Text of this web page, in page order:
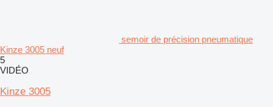
semoir de précision pneumatique
Kinze 3005 neuf
5
VIDÉO
Kinze 3005